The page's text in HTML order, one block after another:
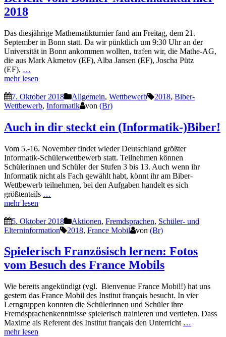
2018
Das diesjährige Mathematikturnier fand am Freitag, dem 21.
September in Bonn statt. Da wir pünktlich um 9:30 Uhr an der
Universität in Bonn ankommen wollten, trafen wir, die Mathe-AG,
die aus Mark Akmetov (EF), Alba Jansen (EF), Joscha Pütz
(EF), …
mehr lesen
7. Oktober 2018 Allgemein, Wettbewerb 2018, Biber-
Wettbewerb, Informatik von (Br)
Auch in dir steckt ein (Informatik-)Biber!
Vom 5.-16. November findet wieder Deutschland größter
Informatik-Schülerwettbewerb statt. Teilnehmen können
Schülerinnen und Schüler der Stufen 3 bis 13. Auch wenn ihr
Informatik nicht als Fach gewählt habt, könnt ihr am Biber-
Wettbewerb teilnehmen, bei den Aufgaben handelt es sich
größtenteils …
mehr lesen
5. Oktober 2018 Aktionen, Fremdsprachen, Schüler- und
Elterninformation
2018, France Mobil von (Br)
Spielerisch Französisch lernen: Fotos
vom Besuch des France Mobils
Wie bereits angekündigt (vgl. Bienvenue France Mobil!) hat uns
gestern das France Mobil des Institut français besucht. In vier
Lerngruppen konnten die Schülerinnen und Schüler ihre
Fremdsprachenkenntnisse spielerisch trainieren und vertiefen. Dass
Maxime als Referent des Institut français den Unterricht …
mehr lesen